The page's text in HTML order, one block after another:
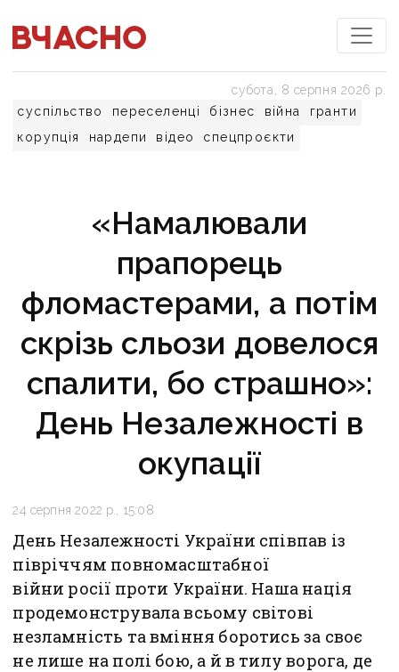
суспільство переселенці бізнес війна
гранти
корупція
нардепи відео спецпроєкти
субота, 8 серпня 2026 р.
«Намалювали
прапорець
фломастерами, а потім
скрізь сльози довелося
спалити, бо страшно»:
День Незалежності в
окупації
24 серпня 2022 р., 15:08
День Незалежності України співпав із
півріччям повномасштабної
війни росії проти України. Наша нація
продемонструвала всьому світові
незламність та вміння боротись за своє
не лише на полі бою, а й в тилу ворога, де